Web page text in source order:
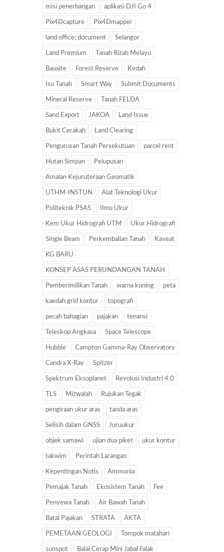
misi penerbangan aplikasi DJI Go 4
Pix4Dcapture Pix4Dmapper
land office; document Selangor
Land Premium Tanah Rizab Melayu
Bauxite Forest Reserve Kedah
Isu Tanah Smart Way Submit Documents
Mineral Reserve Tanah FELDA
Sand Export JAKOA Land Issue
Bukit Cerakah Land Clearing
Pengurusan Tanah Persekutuan parcel rent
Hutan Simpan Pelupusan
Amalan Kejuruteraan Geomatik
UTHM-INSTUN Alat Teknologi Ukur
Politeknik PSAS Ilmu Ukur
Kem Ukur Hidrografi UTM Ukur Hidrografi
Single Beam Perkembalian Tanah Kaveat
KG BARU
KONSEP ASAS PERUNDANGAN TANAH
Pemberimilikan Tanah warna kuning peta
kaedah grid kontur topografi
pecah bahagian pajakan tenansi
Teleskop Angkasa Space Telescope
Hubble Campton Gamma-Ray Observatory
Candra X-Ray Spitzer
Spektrum Eksoplanet Revolusi Industri 4.0
TLS Mizwalah Rujukan Tegak
pengiraan ukur aras tanda aras
Selisih dalam GNSS Juruukur
objek samawi ujian dua piket ukur kontur
takwim Perintah Larangan
Kepentingan Notis Ammonia
Pemajak Tanah Ekosistem Tanah Fee
Penyewa Tanah Air Bawah Tanah
Batal Pajakan STRATA AKTA
PEMETAAN GEOLOGI Tompok matahari
sunspot Balai Cerap Mini Jabal Falak